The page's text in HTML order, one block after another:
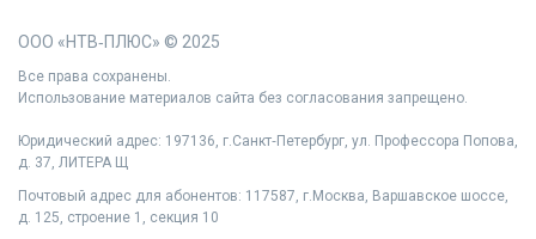
ООО «НТВ‑ПЛЮС» © 2025
Все права сохранены.
Использование материалов сайта без согласования запрещено.
Юридический адрес: 197136, г.Санкт‑Петербург, ул. Профессора Попова,
д. 37, ЛИТЕРА Щ
Почтовый адрес для абонентов: 117587, г.Москва, Варшавское шоссе,
д. 125, строение 1, секция 10